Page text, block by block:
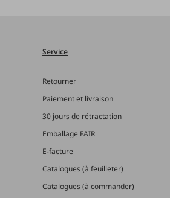
Service
Retourner
Paiement et livraison
30 jours de rétractation
Emballage FAIR
E-facture
Catalogues (à feuilleter)
Catalogues (à commander)